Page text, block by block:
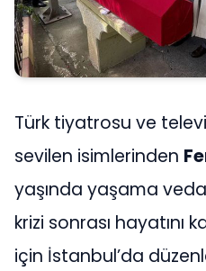
Türk tiyatrosu ve
sevilen isimlerinden
yaşında yaşama
krizi sonrası hayatını
için İstanbul’da